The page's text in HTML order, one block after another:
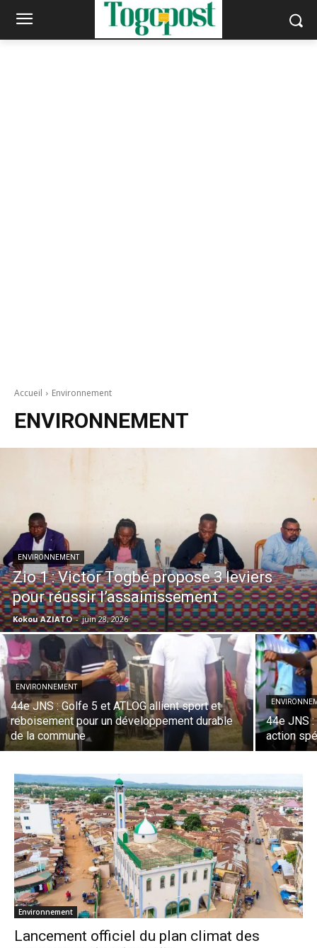
Accueil Environnement
ENVIRONNEMENT
ENVIRONNEMENT
Zio 1 : Victor Togbé propose 3 leviers
pour réussir l’assainissement
Kokou AZIATO - juin 28, 2026
ENVIRONNEMENT
44e JNS : Golfe 5 et ATLOG allient sport et
reboisement pour un développement durable
de la commune
44e JNS
action
Environnement
Lancement officiel du plan climat des